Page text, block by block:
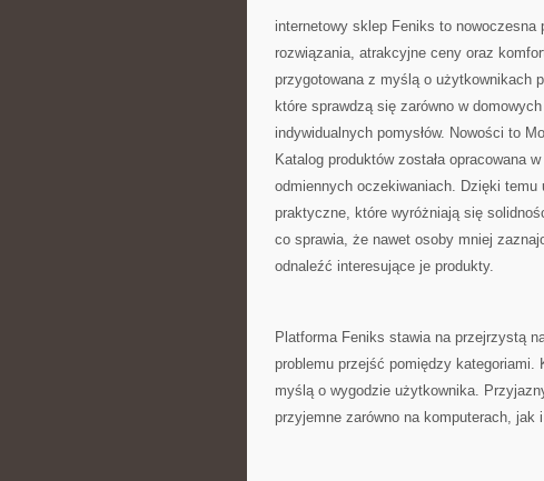
internetowy sklep Feniks to
rozwiązania, atrakcyjne ceny oraz
przygotowana z myślą o użytkownikach
które sprawdzą się zarówno w
indywidualnych pomysłów. Nowości to
Katalog produktów została opracowana
odmiennych oczekiwaniach. Dzięki
praktyczne, które wyróżniają się
co sprawia, że nawet osoby mniej
odnaleźć interesujące je produkty.
Platforma Feniks stawia na przejrzystą
problemu przejść pomiędzy kategoriami.
myślą o wygodzie użytkownika.
przyjemne zarówno na komputerach, jak